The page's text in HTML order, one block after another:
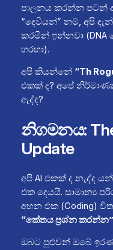
පාලනය කරන්න පටන්
“දෙවියන්” නම්, අපි
කරමින් ඉන්නවා
හරහා).
අපි කියන්නේ “Th
එකක් ද? අපේ
ඇද්ද?
නිගමනය:
Update
අපි AI එකක් ද නැද්ද
එක දෙයයි. සාමාන්‍ය
අහන එක (Coding)
“කේතය ප්‍රශ්න කරන්න”
ඔබට පුළුවන් ඔබේ